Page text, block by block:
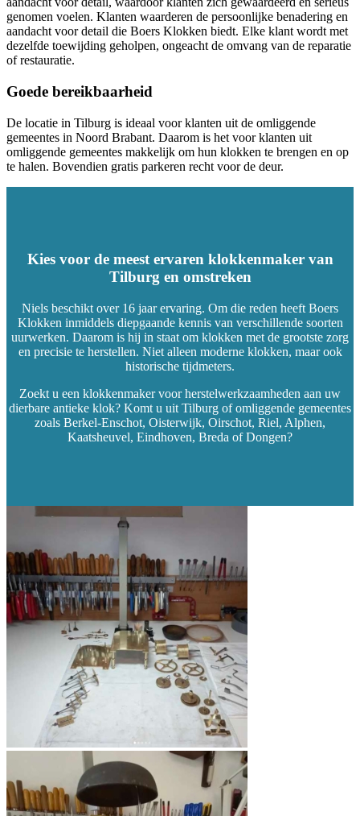
genomen voelen. Klanten waarderen de persoonlijke benadering en
aandacht voor detail die Boers Klokken biedt. Elke klant wordt met
dezelfde toewijding geholpen, ongeacht de omvang van de reparatie
of restauratie.
Goede bereikbaarheid
De locatie in Tilburg is ideaal voor klanten uit de omliggende
gemeentes in Noord Brabant. Daarom is het voor klanten uit
omliggende gemeentes makkelijk om hun klokken te brengen en op
te halen. Bovendien gratis parkeren recht voor de deur.
Kies voor de meest ervaren klokkenmaker van
Tilburg en omstreken
Niels beschikt over 16 jaar ervaring. Om die reden heeft Boers
Klokken inmiddels diepgaande kennis van verschillende soorten
uurwerken. Daarom is hij in staat om klokken met de grootste zorg
en precisie te herstellen. Niet alleen moderne klokken, maar ook
historische tijdmeters.
Zoekt u een klokkenmaker voor herstelwerkzaamheden aan uw
dierbare antieke klok? Komt u uit Tilburg of omliggende gemeentes
zoals Berkel-Enschot, Oisterwijk, Oirschot, Riel, Alphen,
Kaatsheuvel, Eindhoven, Breda of Dongen?